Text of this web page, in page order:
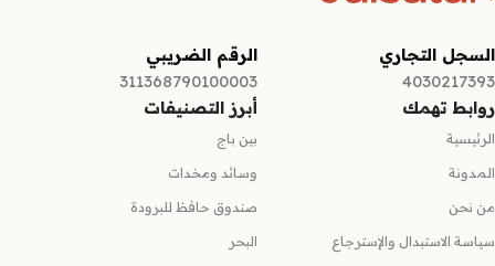
السجل التجاري
4030217393
الرقم الضريبي
311368790100003
روابط تهمك
الرئيسية
المدونة
من نحن
سياسة الاستبدال والإسترجاع
أبرز التصنيفات
بين باج
وسائد ومخدات
صندوق حافظ للبرودة
البحر